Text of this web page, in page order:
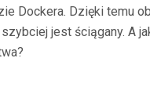
Dockera. Dzięki temu
jest ściągany. A